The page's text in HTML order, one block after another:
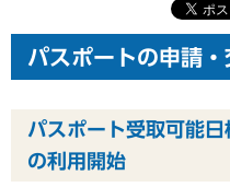
パスポートの申請
パスポート受取可能日
の利用開始